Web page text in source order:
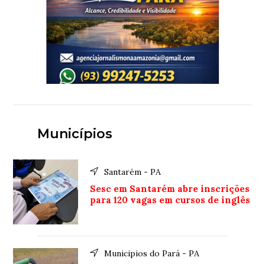
Municípios
Santarém - PA
Sesc em Santarém abre inscrições
para 120 vagas em cursos de inglês
Municipios do Pará - PA